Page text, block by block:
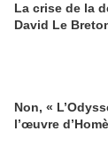
La crise de la
David Le
Non, «
l’œuvre